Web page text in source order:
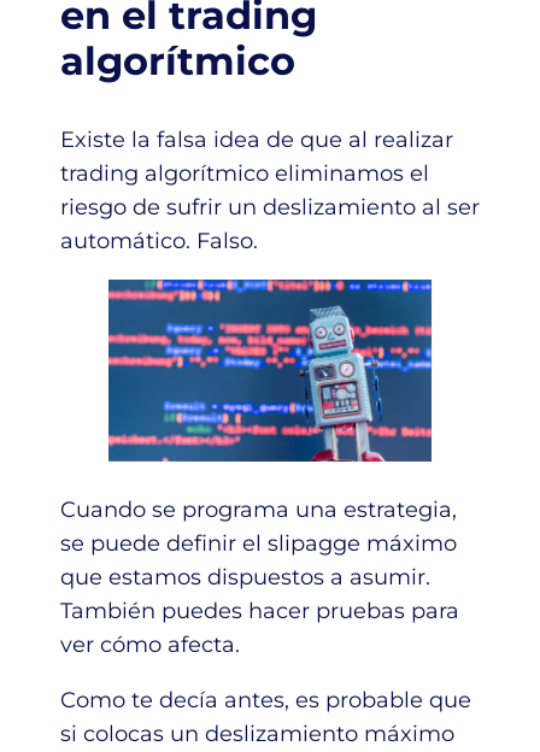
en el trading
algorítmico
Existe la falsa idea de que al realizar
trading algorítmico eliminamos el
riesgo de sufrir un deslizamiento al ser
automático. Falso.
Cuando se programa una estrategia,
se puede definir el slipagge máximo
que estamos dispuestos a asumir.
También puedes hacer pruebas para
ver cómo afecta.
Como te decía antes, es probable que
si colocas un deslizamiento máximo